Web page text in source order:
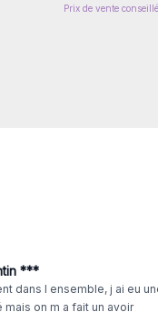
Prix de vente
***
dans l ensemble, j ai eu
mais on m a fait un avoir